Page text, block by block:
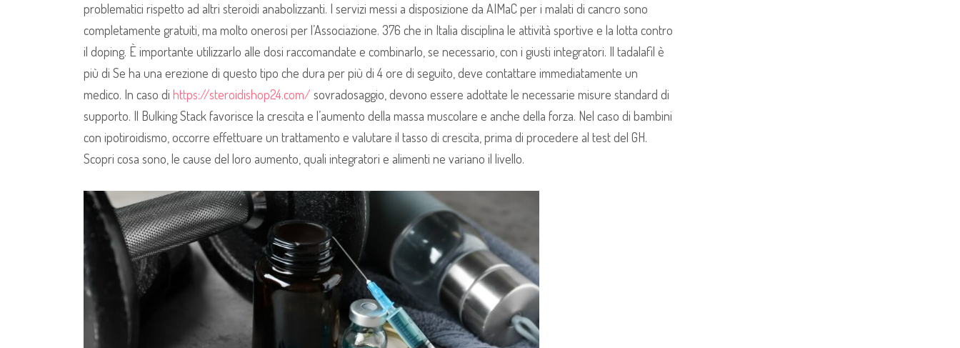
problematici rispetto ad altri steroidi anabolizzanti. I servizi messi a disposizione da AIMaC per i malati di cancro sono
completamente gratuiti, ma molto onerosi per l’Associazione. 376 che in Italia disciplina le attività sportive e la lotta contro
il doping. È importante utilizzarlo alle dosi raccomandate e combinarlo, se necessario, con i giusti integratori. Il tadalafil è
più di Se ha una erezione di questo tipo che dura per più di 4 ore di seguito, deve contattare immediatamente un
medico. In caso di https://steroidishop24.com/ sovradosaggio, devono essere adottate le necessarie misure standard di
supporto. Il Bulking Stack favorisce la crescita e l’aumento della massa muscolare e anche della forza. Nel caso di bambini
con ipotiroidismo, occorre effettuare un trattamento e valutare il tasso di crescita, prima di procedere al test del GH.
Scopri cosa sono, le cause del loro aumento, quali integratori e alimenti ne variano il livello.